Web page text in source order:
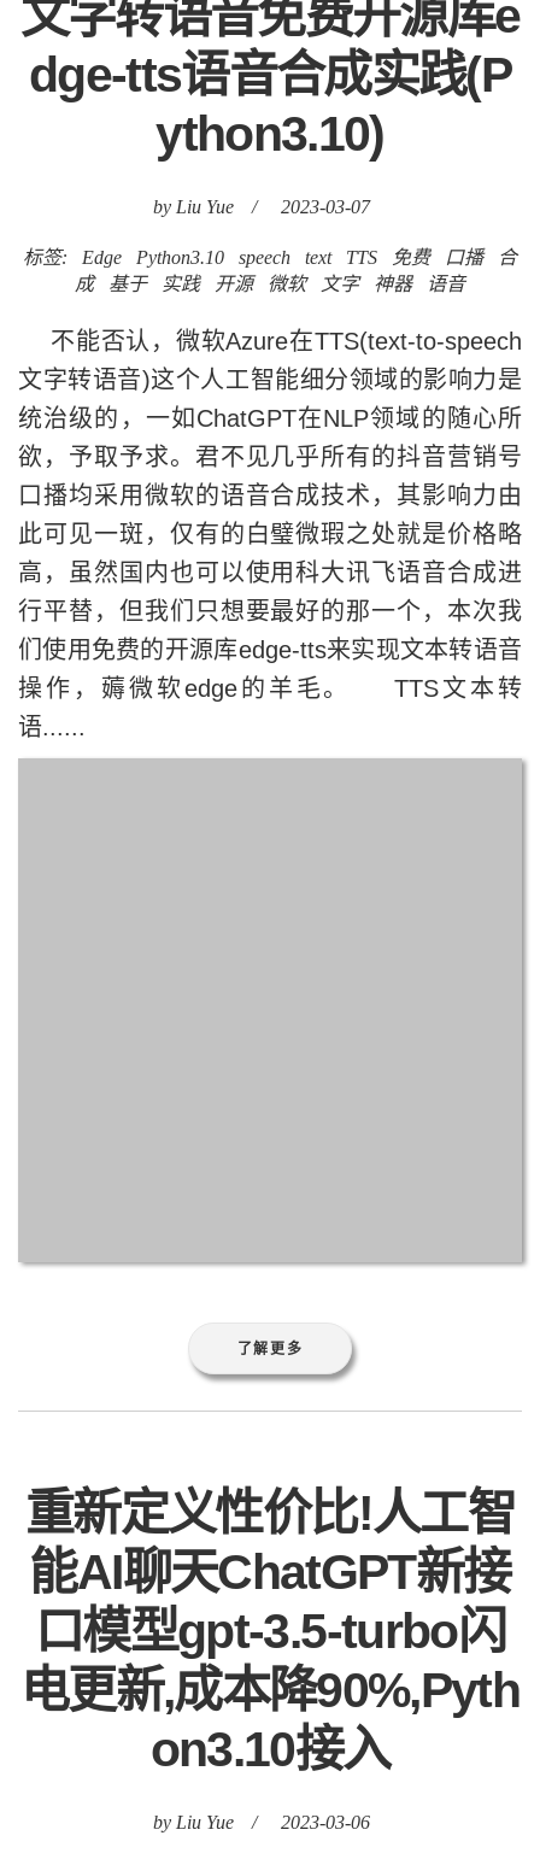
文字转语音免费开源库e
dge-tts语音合成实践(P
ython3.10)
by Liu Yue / 2023-03-07
标签: Edge Python3.10 speech text TTS 免费 口播
合
成
基于 实践 开源 微软 文字 神器 语音
不能否认，微软Azure在TTS(text-to-speech
文字转语音)这个人工智能细分领域的影响力是
统治级的，一如ChatGPT在NLP领域的随心所
欲，予取予求。君不见几乎所有的抖音营销号
口播均采用微软的语音合成技术，其影响力由
此可见一斑，仅有的白璧微瑕之处就是价格略
高，虽然国内也可以使用科大讯飞语音合成进
行平替，但我们只想要最好的那一个，本次我
们使用免费的开源库edge-tts来实现文本转语音
操作，薅微软edge的羊毛。 TTS文本转
语......
了解更多
重新定义性价比!人工智
能AI聊天ChatGPT新接
口模型gpt-3.5-turbo闪
电更新,成本降90%,Pyth
on3.10接入
by Liu Yue / 2023-03-06